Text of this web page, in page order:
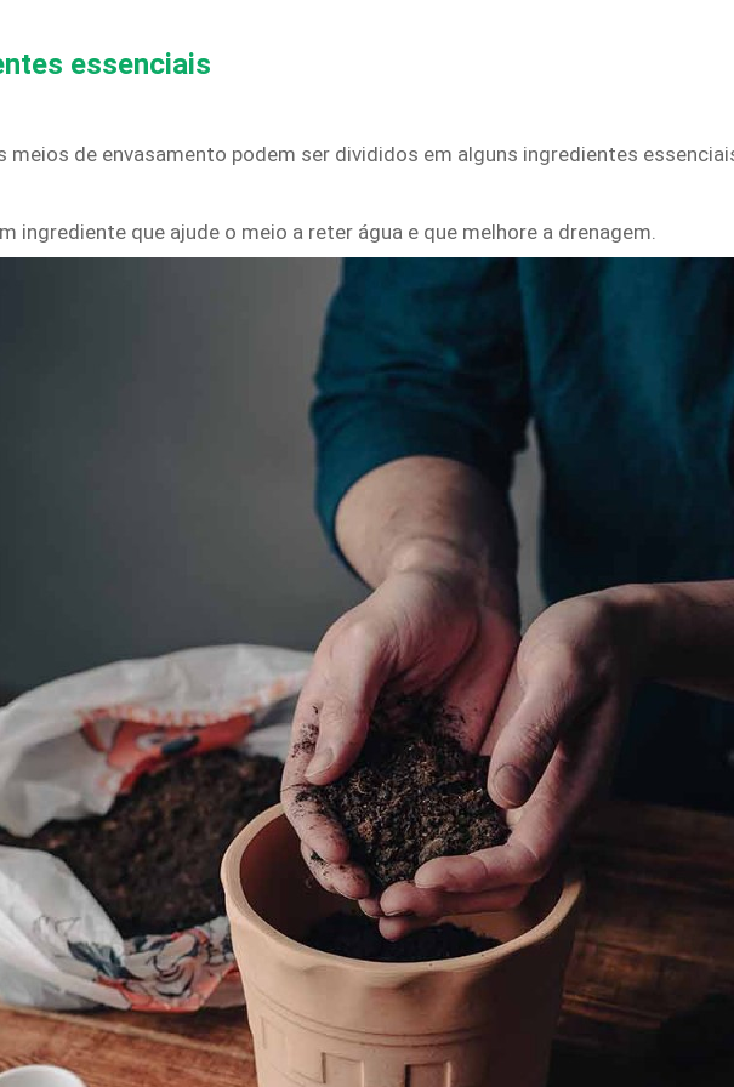
essenciais
meios de envasamento podem ser divididos em alguns ingredientes
ingrediente que ajude o meio a reter água e que melhore a drenagem.